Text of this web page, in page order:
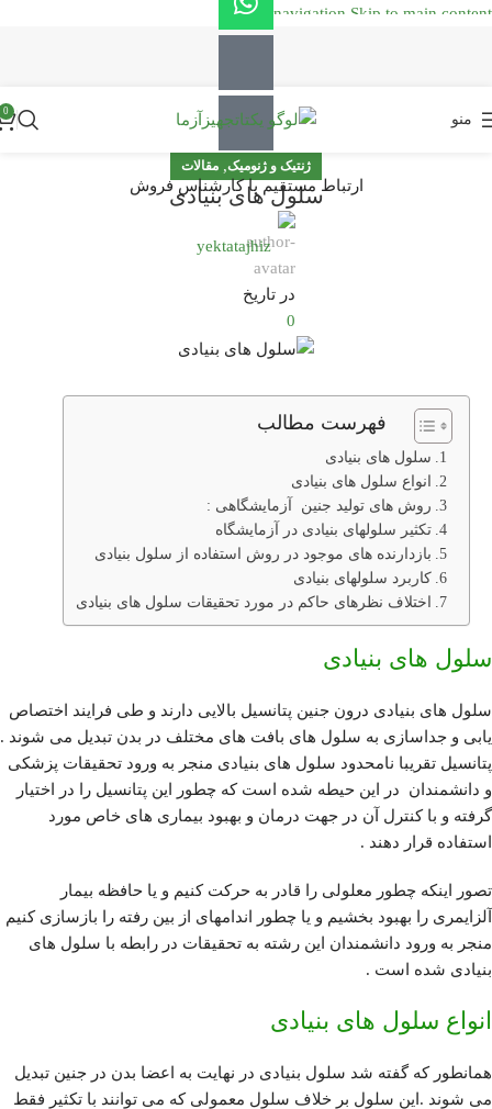
Skip to navigation Skip to main content
ارتباط مستقیم با کارشناس فروش
منو 0
ژنتیک و ژنومیک, مقالات
سلول های بنیادی
yektatajhiz
در تاریخ
0
فهرست مطالب
سلول های بنیادی
انواع سلول های بنیادی
روش های تولید جنین آزمایشگاهی :
تکثیر سلولهای بنیادی در آزمایشگاه
بازدارنده های موجود در روش استفاده از سلول بنیادی
کاربرد سلولهای بنیادی
اختلاف نظرهای حاکم در مورد تحقیقات سلول های بنیادی
سلول های بنیادی
سلول های بنیادی درون جنین پتانسیل بالایی دارند و طی فرایند اختصاص
یابی و جداسازی به سلول های بافت های مختلف در بدن تبدیل می شوند .
پتانسیل تقریبا نامحدود سلول های بنیادی منجر به ورود تحقیقات پزشکی
و دانشمندان در این حیطه شده است که چطور این پتانسیل را در اختیار
گرفته و با کنترل آن در جهت درمان و بهبود بیماری های خاص مورد
استفاده قرار دهند .
تصور اینکه چطور معلولی را قادر به حرکت کنیم و یا حافظه بیمار
آلزایمری را بهبود بخشیم و یا چطور اندامهای از بین رفته را بازسازی کنیم
منجر به ورود دانشمندان این رشته به تحقیقات در رابطه با سلول های
بنیادی شده است .
انواع سلول های بنیادی
همانطور که گفته شد سلول بنیادی در نهایت به اعضا بدن در جنین تبدیل
می شوند .این سلول بر خلاف سلول معمولی که می توانند با تکثیر فقط